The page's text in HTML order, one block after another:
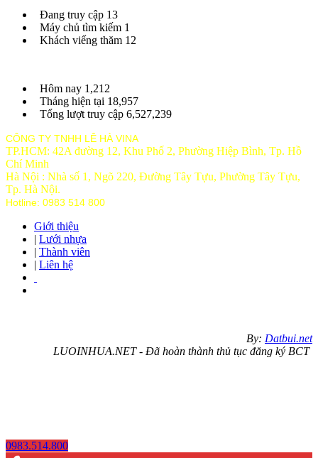
Đang truy cập 13
Máy chủ tìm kiếm 1
Khách viếng thăm 12
Hôm nay 1,212
Tháng hiện tại 18,957
Tổng lượt truy cập 6,527,239
CÔNG TY TNHH LÊ HÀ VINA
TP.HCM: 42A đường 12, Khu Phố 2, Phường Hiệp Bình, Tp. Hồ
Chí Minh
Hà Nội : Nhà số 1, Ngõ 220, Đường Tây Tựu, Phường Tây Tựu,
Tp. Hà Nội.
Hotline: 0983 514 800
Giới thiệu
| Lưới nhựa
| Thành viên
| Liên hệ
By: Datbui.net
LUOINHUA.NET - Đã hoàn thành thủ tục đăng ký BCT
0983.514.800